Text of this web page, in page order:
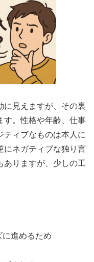
に見えますが、その裏
す。性格や年齢、仕事
ティブなものは本人に
にネガティブな独り言
ありますが、少しの工
進めるため